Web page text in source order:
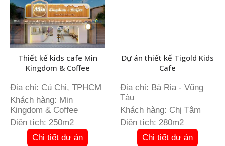
Thiết kế kids cafe Min
Kingdom & Coffee
Địa chỉ: Củ Chi, TPHCM
Khách hàng: Min
Kingdom & Coffee
Diện tích: 250m2
Chi tiết dự án
Dự án thiết kế Tigold Kids
Cafe
Địa chỉ: Bà Rịa - Vũng
Tàu
Khách hàng: Chị Tâm
Diện tích: 280m2
Chi tiết dự án